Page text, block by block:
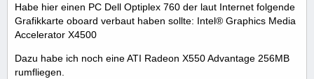
Habe hier einen PC Dell Optiplex 760 der laut Internet folgende
Grafikkarte oboard verbaut haben sollte: Intel® Graphics Media
Accelerator X4500
Dazu habe ich noch eine ATI Radeon X550 Advantage 256MB
rumfliegen.